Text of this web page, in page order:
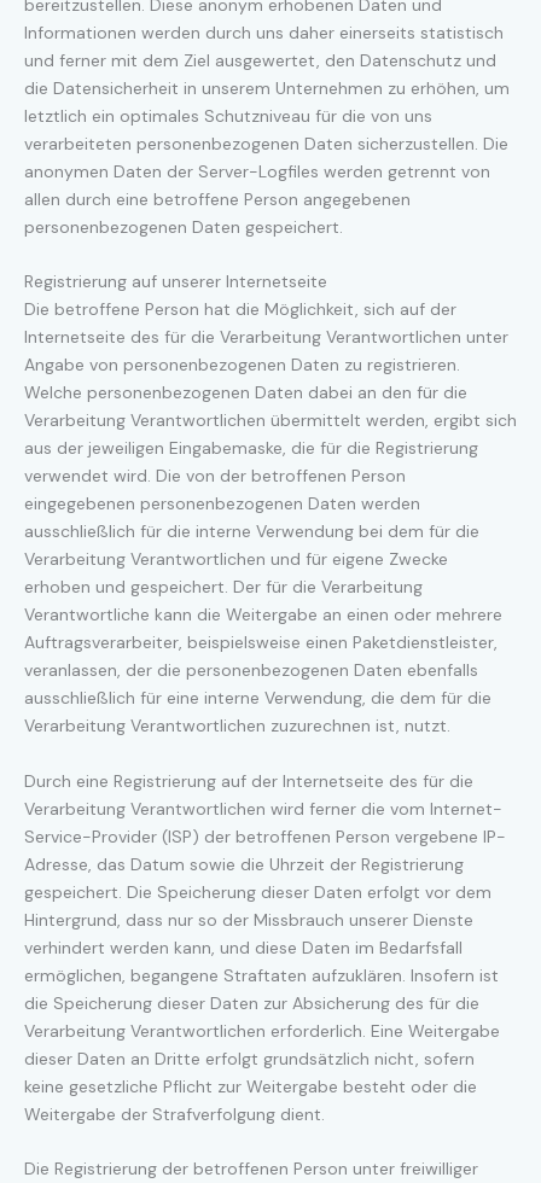
bereitzustellen. Diese anonym erhobenen Daten und
Informationen werden durch uns daher einerseits statistisch
und ferner mit dem Ziel ausgewertet, den Datenschutz und
die Datensicherheit in unserem Unternehmen zu erhöhen, um
letztlich ein optimales Schutzniveau für die von uns
verarbeiteten personenbezogenen Daten sicherzustellen. Die
anonymen Daten der Server-Logfiles werden getrennt von
allen durch eine betroffene Person angegebenen
personenbezogenen Daten gespeichert.
Registrierung auf unserer Internetseite
Die betroffene Person hat die Möglichkeit, sich auf der
Internetseite des für die Verarbeitung Verantwortlichen unter
Angabe von personenbezogenen Daten zu registrieren.
Welche personenbezogenen Daten dabei an den für die
Verarbeitung Verantwortlichen übermittelt werden, ergibt sich
aus der jeweiligen Eingabemaske, die für die Registrierung
verwendet wird. Die von der betroffenen Person
eingegebenen personenbezogenen Daten werden
ausschließlich für die interne Verwendung bei dem für die
Verarbeitung Verantwortlichen und für eigene Zwecke
erhoben und gespeichert. Der für die Verarbeitung
Verantwortliche kann die Weitergabe an einen oder mehrere
Auftragsverarbeiter, beispielsweise einen Paketdienstleister,
veranlassen, der die personenbezogenen Daten ebenfalls
ausschließlich für eine interne Verwendung, die dem für die
Verarbeitung Verantwortlichen zuzurechnen ist, nutzt.
Durch eine Registrierung auf der Internetseite des für die
Verarbeitung Verantwortlichen wird ferner die vom Internet-
Service-Provider (ISP) der betroffenen Person vergebene IP-
Adresse, das Datum sowie die Uhrzeit der Registrierung
gespeichert. Die Speicherung dieser Daten erfolgt vor dem
Hintergrund, dass nur so der Missbrauch unserer Dienste
verhindert werden kann, und diese Daten im Bedarfsfall
ermöglichen, begangene Straftaten aufzuklären. Insofern ist
die Speicherung dieser Daten zur Absicherung des für die
Verarbeitung Verantwortlichen erforderlich. Eine Weitergabe
dieser Daten an Dritte erfolgt grundsätzlich nicht, sofern
keine gesetzliche Pflicht zur Weitergabe besteht oder die
Weitergabe der Strafverfolgung dient.
Die Registrierung der betroffenen Person unter freiwilliger